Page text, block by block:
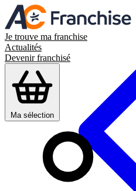
Je trouve ma franchise
Actualités
Devenir franchisé
Ma sélection